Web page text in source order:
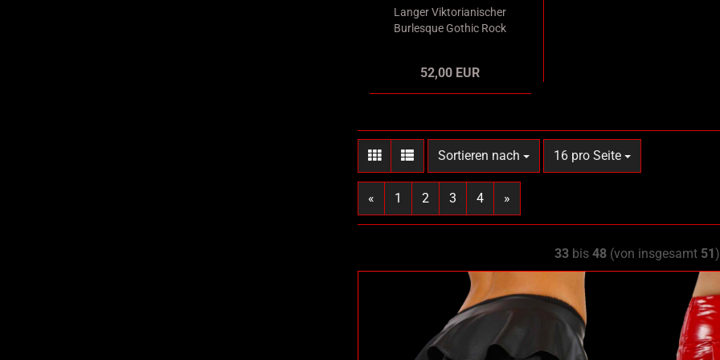
Langer Viktorianischer
Burlesque Gothic Rock
52,00 EUR
Sortieren nach
Sortieren nach 16 pro Seite
pro Seite
« 1 2 3 4 »
33 bis48 (von insgesamt 51)